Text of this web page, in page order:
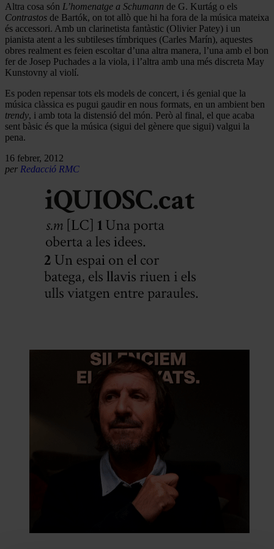
Altra cosa són L’homenatge a Schumann de G. Kurtág o els
Contrastos de Bartók, on tot allò que hi ha fora de la música mateixa
és accessori. Amb un clarinetista fantàstic (Olivier Patey) i un
pianista atent a les subtileses tímbriques (Carles Marín), aquestes
obres realment es feien escoltar d’una altra manera, l’una amb el bon
fer de Josep Puchades a la viola, i l’altra amb una més discreta May
Kunstovny al violí.
Es poden repensar tots els models de concert, i és genial que la
música clàssica es pugui gaudir en nous formats, en un ambient ben
trendy, i amb tota la distensió del món. Però al final, el que acaba
sent bàsic és que la música (sigui del gènere que sigui) valgui la
pena.
16 febrer, 2012
per Redacció RMC